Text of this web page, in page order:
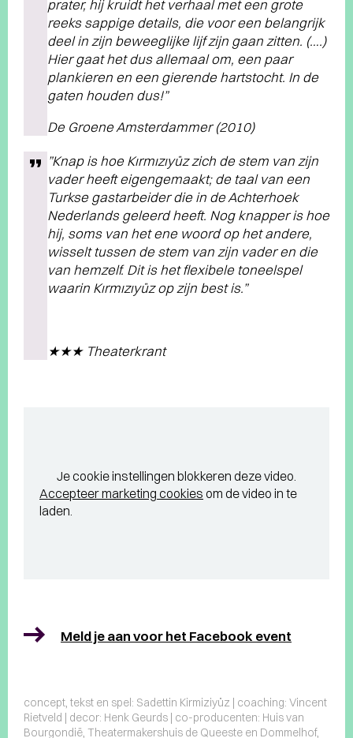
prater, hij kruidt het verhaal met een grote
reeks sappige details, die voor een belangrijk
deel in zijn beweeglijke lijf zijn gaan zitten. (….)
Hier gaat het dus allemaal om, een paar
plankieren en een gierende hartstocht. In de
gaten houden dus!”
De Groene Amsterdammer (2010)
”Knap is hoe Kırmızıyüz zich de stem van zijn
vader heeft eigengemaakt; de taal van een
Turkse gastarbeider die in de Achterhoek
Nederlands geleerd heeft. Nog knapper is hoe
hij, soms van het ene woord op het andere,
wisselt tussen de stem van zijn vader en die
van hemzelf. Dit is het flexibele toneelspel
waarin Kırmızıyüz op zijn best is.”
★★★ Theaterkrant
Je cookie instellingen blokkeren deze video.
Accepteer marketing cookies om de video in te
laden.
Meld je aan voor het Facebook event
concept, tekst en spel: Sadettin Kirmiziyüz | coaching: Vincent
Rietveld | decor: Henk Geurds | co-producenten: Huis van
Bourgondië, Theatermakershuis de Queeste en Dommelhof,